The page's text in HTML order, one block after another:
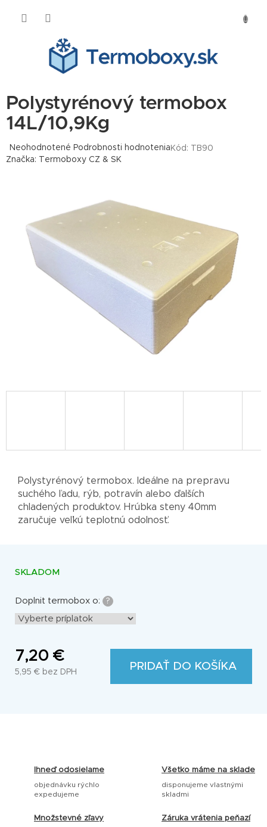
Polystyrénový termobox
14L/10,9Kg
Priemerné
hodnotenie
hviezdičiek.
Neohodnotené Podrobnosti hodnotenia Kód:
TB90
Značka:
Termoboxy CZ & SK
Polystyrénový termobox. Ideálne na prepravu
suchého ľadu, rýb, potravín alebo ďalších
chladených produktov. Hrúbka steny 40mm
zaručuje veľkú teplotnú odolnosť.
SKLADOM
Doplnit termobox o: ?
7,20 €
5,95 € bez DPH
PRIDAŤ DO KOŠÍKA
Ihneď odosielame
objednávku rýchlo
expedujeme
Všetko máme na sklade
disponujeme vlastnými
skladmi
Množstevné zľavy Záruka vrátenia peňazí